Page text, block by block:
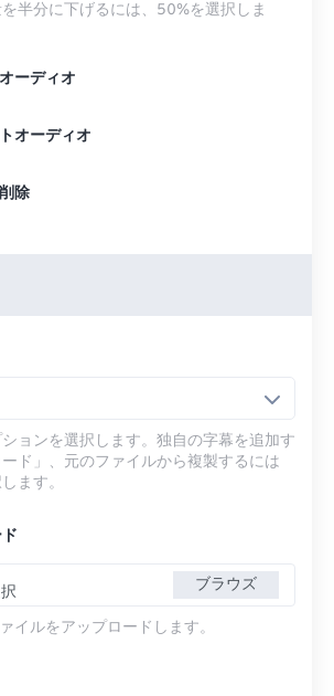
半分に下げるには、50%を選択しま
ーディオ
オーディオ
除
ョンを選択します。独自の字幕を追加す
ド」、元のファイルから複製するには
ます。
ブラウズ
イルをアップロードします。